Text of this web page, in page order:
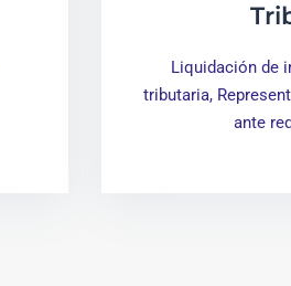
Liquidación de
tributaria,
ante